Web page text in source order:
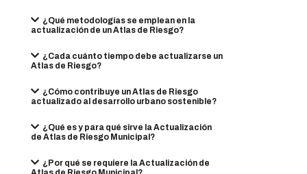
¿Qué metodologías se emplean en la
actualización de un Atlas de Riesgo?
¿Cada cuánto tiempo debe actualizarse un
Atlas de Riesgo?
¿Cómo contribuye un Atlas de Riesgo
actualizado al desarrollo urbano sostenible?
¿Qué es y para qué sirve la Actualización
de Atlas de Riesgo Municipal?
¿Por qué se requiere la Actualización de